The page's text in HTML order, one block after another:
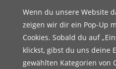
Wenn du unsere Website
zeigen wir dir ein Pop-Up
Cookies. Sobald du auf
klickst, gibst du uns deine
gewählten Kategorien von